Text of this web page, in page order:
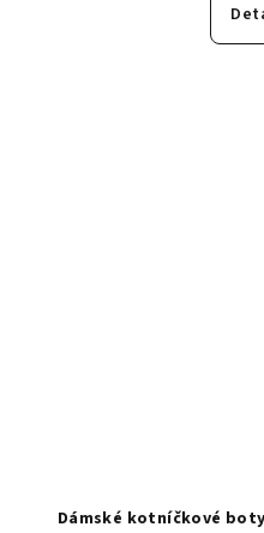
Dámské kotníčkové boty